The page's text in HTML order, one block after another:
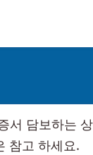
서 담보하는
참고 하세요.